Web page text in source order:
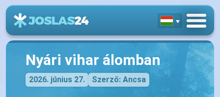
Nyári vihar álomban
2026. június 27. Szerző: Ancsa